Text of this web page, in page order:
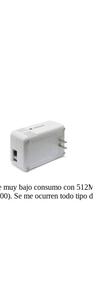
muy bajo consumo con
Se me ocurren todo tipo